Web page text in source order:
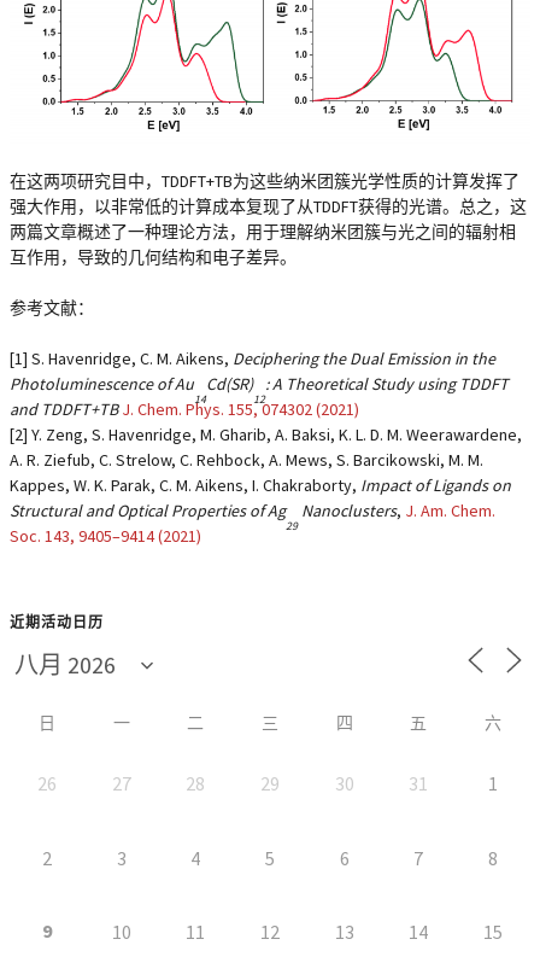
在这两项研究目中，TDDFT+TB为这些纳米团簇光学性质的计算发挥了
强大作用，以非常低的计算成本复现了从TDDFT获得的光谱。总之，这
两篇文章概述了一种理论方法，用于理解纳米团簇与光之间的辐射相
互作用，导致的几何结构和电子差异。
参考文献：
[1] S. Havenridge, C. M. Aikens, Deciphering the Dual Emission in the
Photoluminescence of Au
14
Cd(SR)
12
: A Theoretical Study using TDDFT
and TDDFT+TB J. Chem. Phys. 155,074302 (2021)
[2] Y. Zeng, S. Havenridge, M. Gharib, A. Baksi, K. L. D. M. Weerawardene,
A. R. Ziefub, C. Strelow, C. Rehbock, A. Mews, S. Barcikowski, M. M.
Kappes, W. K. Parak, C. M. Aikens, I. Chakraborty, Impact of Ligands on
Structural and Optical Properties of Ag
29
Nanoclusters, J. Am. Chem.
Soc. 143, 9405–9414 (2021)
近期活动日历
日 一 二 三 四 五 六
26 27 28 29 30 31 1
2 3 4 5 6 7 8
9 10 11 12 13 14 15